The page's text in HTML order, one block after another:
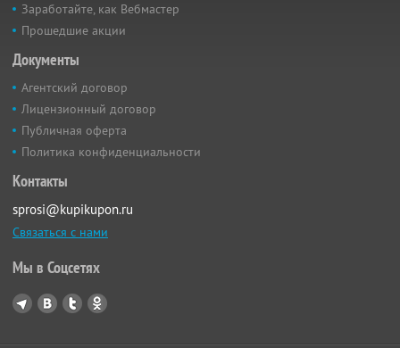
Заработайте, как Вебмастер
Прошедшие акции
Документы
Агентский договор
Лицензионный договор
Публичная оферта
Политика конфиденциальности
Контакты
sprosi@kupikupon.ru
Связаться с нами
Мы в Соцсетях